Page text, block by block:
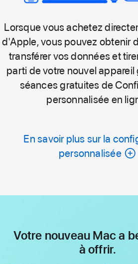
Lorsque vous achetez
d'Apple, vous pouvez obtenir
transférer vos données et
parti de votre nouvel appareil
séances gratuites de
personnalisée en
En savoir plus sur la
personnalisée
Votre nouveau Mac a
à offrir.